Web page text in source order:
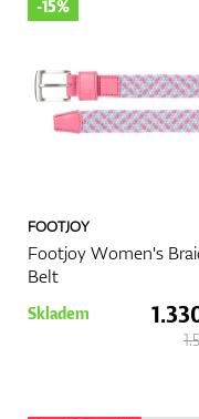
nezapomeňte tento
FOOTJOY
Footjoy Women's
Belt
-15%
Skladem